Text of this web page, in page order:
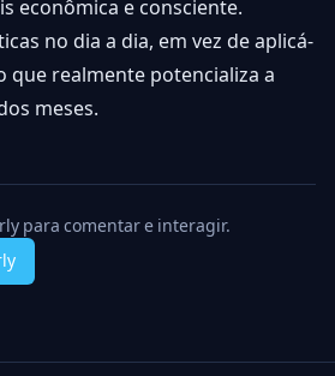
econômica e consciente.
no dia a dia, em vez de aplicá-
que realmente potencializa a
meses.
para comentar e interagir.